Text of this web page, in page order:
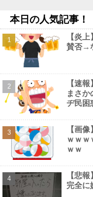
るやんけ！ NEW!
【食品消費税ゼロ】そん
【衝撃】50代女性、京大
摘出 2度「腫瘍ではない」
NEW!
【画像】 こういうお○ぱ
【閲覧注意】 昔のドラマ
る！ NEW!
Powered by livedoor 相
本日の人気記事！
【炎
賛否→
【速
まさか
ヂ民困
【画
ｗｗｗ
ｗｗ
【悲
完全に